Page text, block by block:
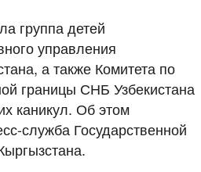
группа детей
управления
а также Комитета по
границы СНБ Узбекистана
каникул. Об этом
служба Государственной